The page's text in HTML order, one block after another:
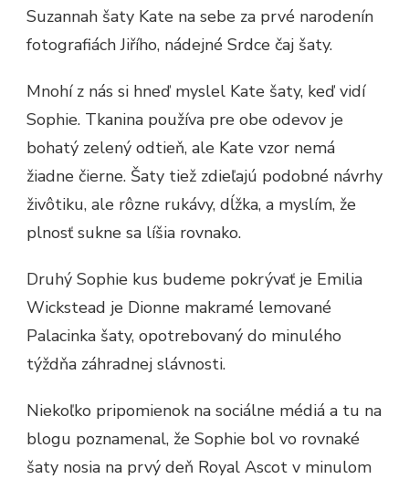
Suzannah šaty Kate na sebe za prvé narodenín
fotografiách Jiřího, nádejné Srdce čaj šaty.
Mnohí z nás si hneď myslel Kate šaty, keď vidí
Sophie. Tkanina používa pre obe odevov je
bohatý zelený odtieň, ale Kate vzor nemá
žiadne čierne. Šaty tiež zdieľajú podobné návrhy
živôtiku, ale rôzne rukávy, dĺžka, a myslím, že
plnosť sukne sa líšia rovnako.
Druhý Sophie kus budeme pokrývať je Emilia
Wickstead je Dionne makramé lemované
Palacinka šaty, opotrebovaný do minulého
týždňa záhradnej slávnosti.
Niekoľko pripomienok na sociálne médiá a tu na
blogu poznamenal, že Sophie bol vo rovnaké
šaty nosia na prvý deň Royal Ascot v minulom